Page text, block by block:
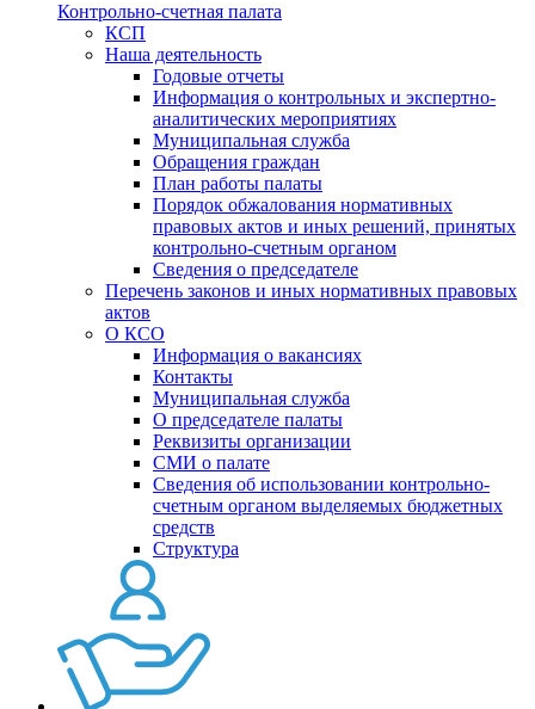
Контрольно-счетная палата
КСП
Наша деятельность
Годовые отчеты
Информация о контрольных и экспертно-
аналитических мероприятиях
Муниципальная служба
Обращения граждан
План работы палаты
Порядок обжалования нормативных
правовых актов и иных решений, принятых
контрольно-счетным органом
Сведения о председателе
Перечень законов и иных нормативных правовых
актов
О КСО
Информация о вакансиях
Контакты
Муниципальная служба
О председателе палаты
Реквизиты организации
СМИ о палате
Сведения об использовании контрольно-
счетным органом выделяемых бюджетных
средств
Структура